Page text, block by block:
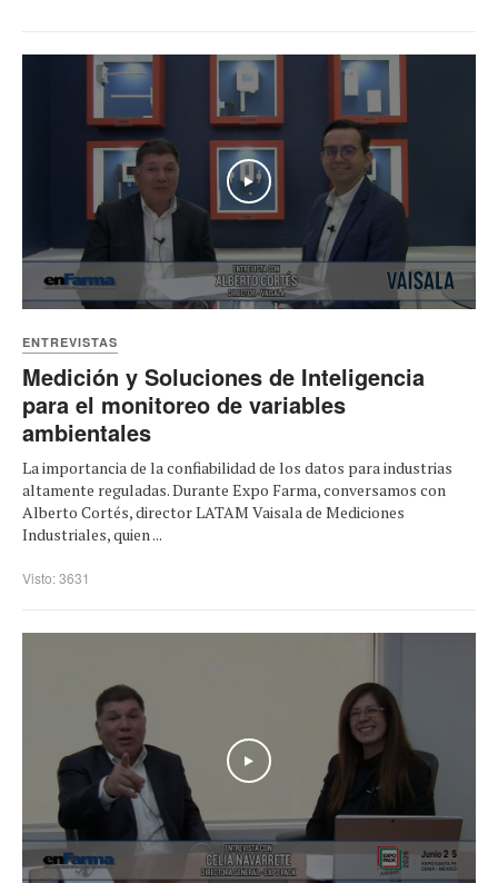
Play
ENTREVISTAS
Medición y Soluciones de Inteligencia
para el monitoreo de variables
ambientales
La importancia de la confiabilidad de los datos para industrias
altamente reguladas. Durante Expo Farma, conversamos con
Alberto Cortés, director LATAM Vaisala de Mediciones
Industriales, quien ...
Visto: 3631
Play